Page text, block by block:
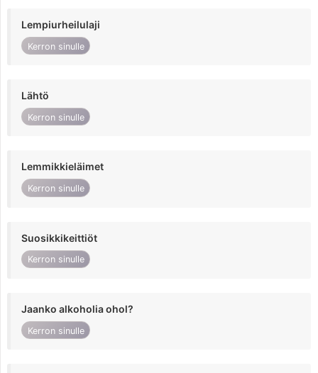
Lempiurheilulaji
Kerron sinulle
Lähtö
Kerron sinulle
Lemmikkieläimet
Kerron sinulle
Suosikkikeittiöt
Kerron sinulle
Jaanko alkoholia ohol?
Kerron sinulle